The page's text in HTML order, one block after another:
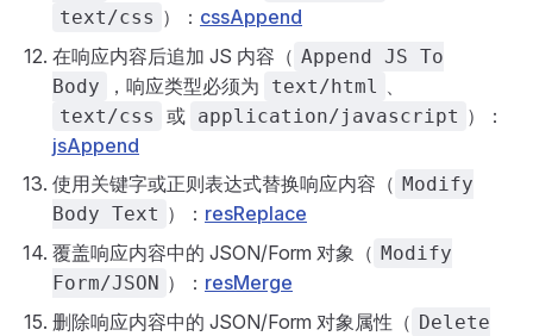
text/css ）： cssAppend
在响应内容后追加 JS 内容（ Append JS To
Body
，响应类型必须为 text/html 、
text/css 或 application/javascript ）：
jsAppend
使用关键字或正则表达式替换响应内容（ Modify
Body Text ）： resReplace
覆盖响应内容中的 JSON/Form 对象（ Modify
Form/JSON ）： resMerge
删除响应内容中的 JSON/Form 对象属性（ Delete